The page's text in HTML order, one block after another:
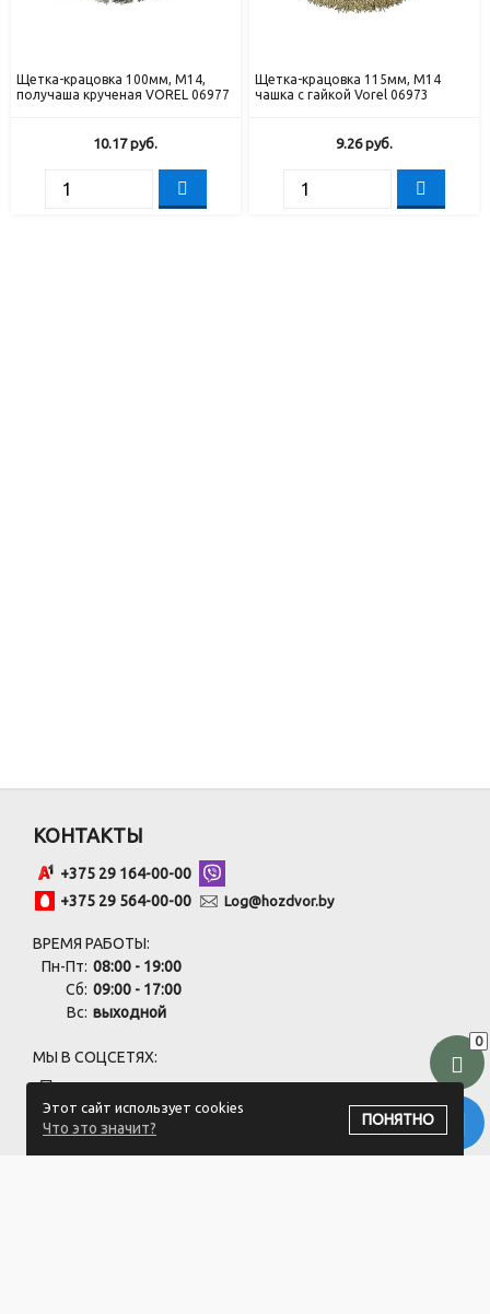
Щетка-крацовка 100мм, М14,
получаша крученая VOREL 06977
10.17руб.
Щетка-крацовка 115мм, М14
чашка с гайкой Vorel 06973
9.26руб.
0
Этот сайт использует cookies
Что это значит?
ПОНЯТНО
КОНТАКТЫ
+375 29 164-00-00
+375 29 564-00-00
Log@hozdvor.by
ВРЕМЯ РАБОТЫ:
Пн-Пт: 08:00 - 19:00
Сб: 09:00 - 17:00
Вс: выходной
МЫ В СОЦСЕТЯХ:
ПОДПИСАТЬСЯ НА РАССЫЛКУ